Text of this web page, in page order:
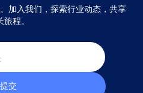
加入我们，探索行业动态，共享
程。
提交